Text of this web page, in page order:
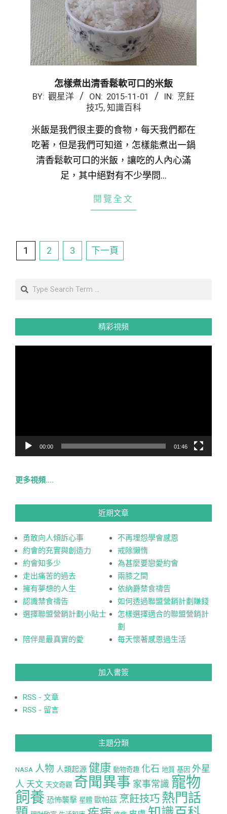
怎樣煮出清香鬆軟可口的米飯
2015-
01
BY: 觀星洋 ON: 2015-11-01 IN: 烹飪
技巧, 知識百科
米飯是我們很主要的食物，每天我們都在
吃著，但是我們可知道，怎樣能煮出一鍋
清香鬆軟可口的米飯，讓吃的人內心滿
足，其中絕對有不少學問…
閱覽全文
文
章
頁
1 2 3 下一頁
Search
精彩視頻
00:00 01:46
更多視頻….
近期文章
勇敢向人傾訴心事
不再埋怨學會感恩
約會的充實與創造力
戒除懶惰
約會知多少
為甚麼要戀愛約會
走出痛苦的過去
兩膝之間
擁有夢想的人生
依納爵禁食禱告
認識禁食禱告
如何透過聯盟營銷計劃賺錢
選擇聯盟營銷計劃小貼士
怎樣選擇適合的聯盟營銷計
劃
陪伴是最真實的愛
每天懷著感恩過生活
加入書簽
RSS - 文章
RSS - 留言
主題分類
NASA 人物 人類起源 健康 動物奇趣 化石 地質 基因 外星
人 天文 天文奇觀 奇聞異事 家事常識 寵物
飼養 恐怖襲擊 星體 歐帕茲 烹飪技巧 熱門話